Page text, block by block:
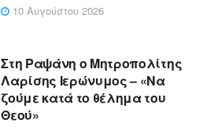
10 Αυγούστου 2026
Στη Ραψάνη ο Μητροπολίτης
Λαρίσης Ιερώνυμος – «Να
ζούμε κατά το θέλημα του
Θεού»